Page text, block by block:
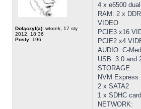
Dołączył(a): wtorek, 17 sty
2012, 18:36
Posty: 196
4 x e6500
RAM: 2 x
VIDEO
PCIE3 x16
PCIE2 x4
AUDIO: C-
USB: 3.0 and
STORAGE:
NVM Express
2 x SATA2
1 x SDHC
NETWORK: